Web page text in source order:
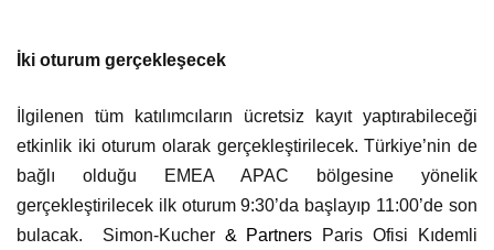
İki oturum gerçekleşecek
İlgilenen tüm katılımcıların ücretsiz kayıt yaptırabileceği
etkinlik iki oturum olarak gerçekleştirilecek. Türkiye’nin de
bağlı olduğu EMEA APAC bölgesine yönelik
gerçekleştirilecek ilk oturum 9:30’da başlayıp 11:00’de son
bulacak. Simon-Kucher & Partners Paris Ofisi Kıdemli